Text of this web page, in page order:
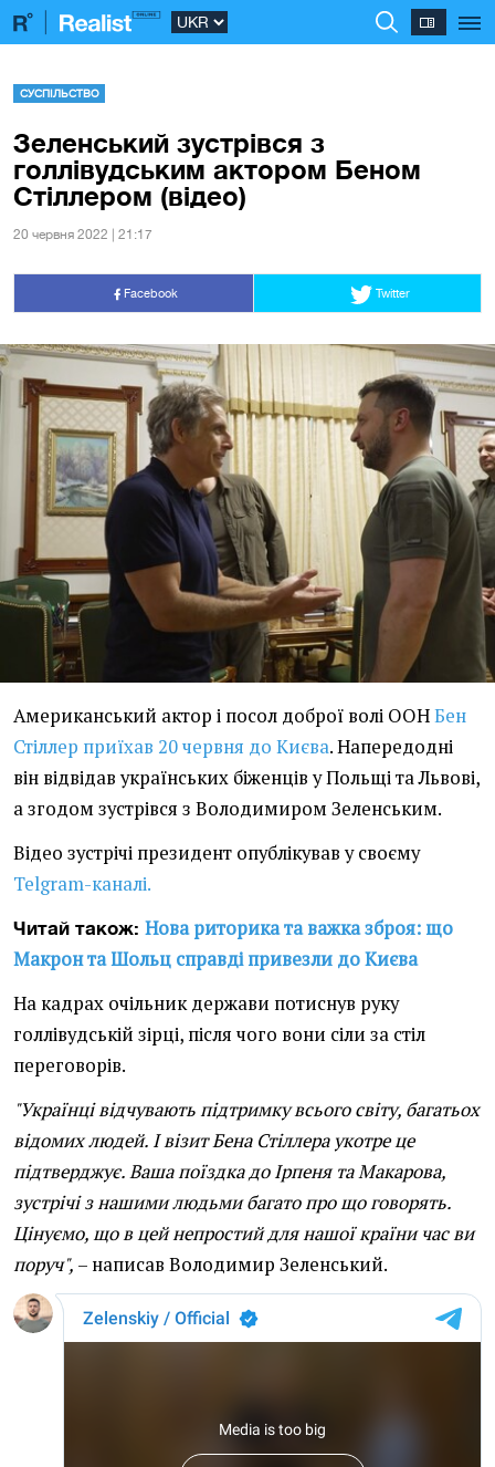
СУСПІЛЬСТВО
Зеленський зустрівся з
голлівудським актором Беном
Стіллером (відео)
20 червня 2022 | 21:17
Facebook Twitter
Американський актор і посол доброї волі ООНБен
Стіллер приїхав 20 червня до Києва. Напередодні
він відвідав українських біженців у Польщі та Львові,
а згодом зустрівся з Володимиром Зеленським.
Відео зустрічі президент опублікував у своєму
Telgram-каналі.
Читай також: Нова риторика та важка зброя: що
Макрон та Шольц справді привезли до Києва
На кадрах очільник держави потиснув руку
голлівудській зірці, після чого вони сіли за стіл
переговорів.
"Українці відчувають підтримку всього світу, багатьох
відомих людей. І візит Бена Стіллера укотре це
підтверджує. Ваша поїздка до Ірпеня та Макарова,
зустрічі з нашими людьми багато про що говорять.
Цінуємо, що в цей непростий для нашої країни час ви
поруч", – написав Володимир Зеленський.